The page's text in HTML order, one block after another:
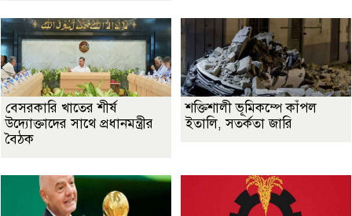
বেসরকারি খাতের শীর্ষ
উদ্যোক্তাদের সাথে প্রধানমন্ত্রীর
বৈঠক
শক্তিশালী ভূমিকম্পে কাঁপল
ইতালি, সতর্কতা জারি